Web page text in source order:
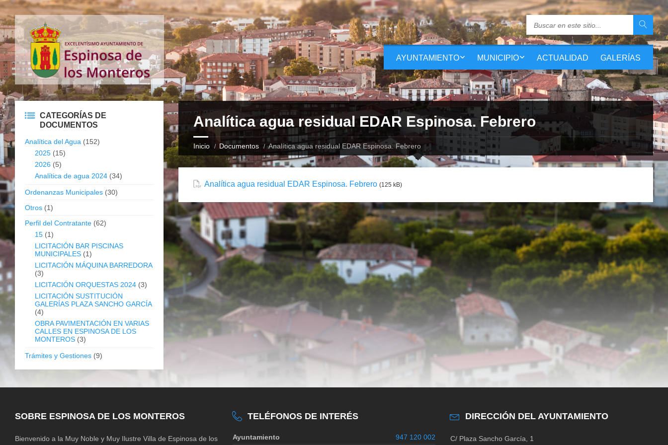
AYUNTAMIENTO MUNICIPIO ACTUALIDAD GALERÍAS
Analítica agua residual EDAR Espinosa. Febrero
Inicio Documentos Analítica agua residual EDAR Espinosa. Febrero
Analítica agua residual EDAR Espinosa. Febrero (125 kB)
CATEGORÍAS DE
DOCUMENTOS
Analítica del Agua (152)
2025 (15)
2026 (5)
Analítica de agua 2024 (34)
Ordenanzas Municipales (30)
Otros (1)
Perfil del Contratante (62)
15 (1)
LICITACIÓN BAR PISCINAS
MUNICIPALES (1)
LICITACIÓN MÁQUINA BARREDORA
(3)
LICITACIÓN ORQUESTAS 2024 (3)
LICITACIÓN SUSTITUCIÓN
GALERÍAS PLAZA SANCHO GARCÍA
(4)
OBRA PAVIMENTACIÓN EN VARIAS
CALLES EN ESPINOSA DE LOS
MONTEROS (3)
Trámites y Gestiones (9)
SOBRE ESPINOSA DE LOS MONTEROS
Bienvenido a la Muy Noble y Muy Ilustre Villa de Espinosa de los
TELÉFONOS DE INTERÉS
Ayuntamiento 947 120 002
DIRECCIÓN DEL AYUNTAMIENTO
C/ Plaza Sancho García, 1